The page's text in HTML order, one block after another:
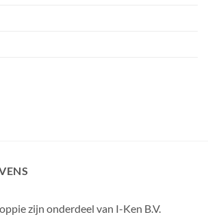
zijn onderdeel van I-Ken B.V.